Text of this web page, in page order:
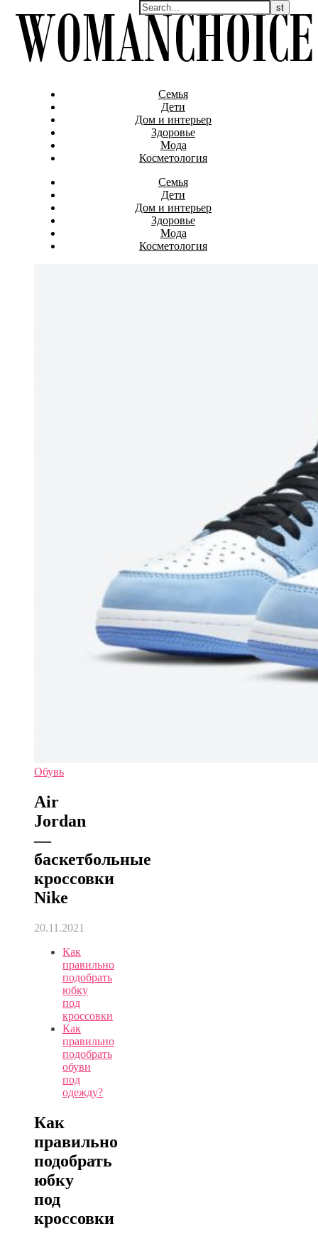
Семья
Дети
Дом и интерьер
Здоровье
Мода
Косметология
Семья
Дети
Дом и интерьер
Здоровье
Мода
Косметология
Обувь
Air
Jordan
—
баскетбольные
кроссовки
Nike
20.11.2021
Как
правильно
подобрать
юбку
под
кроссовки
Как
правильно
подобрать
обуви
под
одежду?
Как
правильно
подобрать
юбку
под
кроссовки